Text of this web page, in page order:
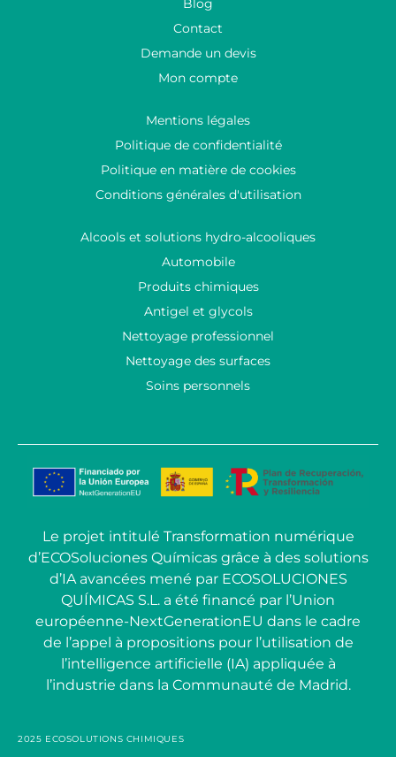
Blog
Contact
Demande un devis
Mon compte
Mentions légales
Politique de confidentialité
Politique en matière de cookies
Conditions générales d'utilisation
Alcools et solutions hydro-alcooliques
Automobile
Produits chimiques
Antigel et glycols
Nettoyage professionnel
Nettoyage des surfaces
Soins personnels
Le projet intitulé Transformation numérique
d’ECOSoluciones Químicas grâce à des solutions
d’IA avancées mené par ECOSOLUCIONES
QUÍMICAS S.L. a été financé par l’Union
européenne-NextGenerationEU dans le cadre
de l’appel à propositions pour l’utilisation de
l’intelligence artificielle (IA) appliquée à
l’industrie dans la Communauté de Madrid.
2025 ECOSOLUTIONS CHIMIQUES